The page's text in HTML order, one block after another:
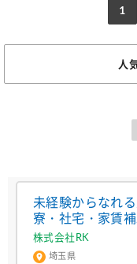
1
人
未経験からなれ
寮・社宅・家賃
株式会社RK
埼玉県